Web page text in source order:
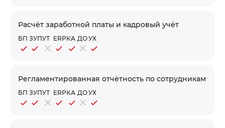
Расчёт заработной платы и кадровый учёт
БП ЗУПУТ ERPКА ДОУХ
Регламентированная отчётность по сотрудникам
БП ЗУПУТ ERPКА ДОУХ